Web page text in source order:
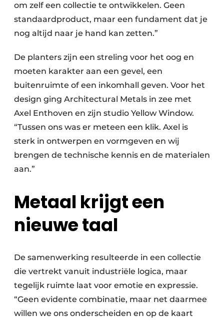
om zelf een collectie te ontwikkelen. Geen
standaardproduct, maar een fundament dat je
nog altijd naar je hand kan zetten.”
De planters zijn een streling voor het oog en
moeten karakter aan een gevel, een
buitenruimte of een inkomhall geven. Voor het
design ging Architectural Metals in zee met
Axel Enthoven en zijn studio Yellow Window.
“Tussen ons was er meteen een klik. Axel is
sterk in ontwerpen en vormgeven en wij
brengen de technische kennis en de materialen
aan.”
Metaal krijgt een
nieuwe taal
De samenwerking resulteerde in een collectie
die vertrekt vanuit industriële logica, maar
tegelijk ruimte laat voor emotie en expressie.
“Geen evidente combinatie, maar net daarmee
willen we ons onderscheiden en op de kaart